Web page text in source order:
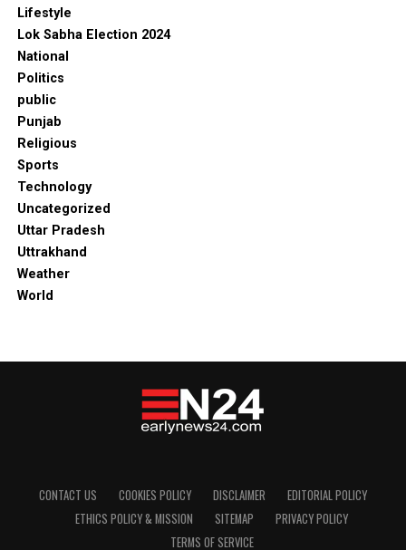
Lifestyle
Lok Sabha Election 2024
National
Politics
public
Punjab
Religious
Sports
Technology
Uncategorized
Uttar Pradesh
Uttrakhand
Weather
World
CONTACT US COOKIES POLICY DISCLAIMER
EDITORIAL POLICY
ETHICS POLICY & MISSION
SITEMAP
PRIVACY POLICY
TERMS OF SERVICE